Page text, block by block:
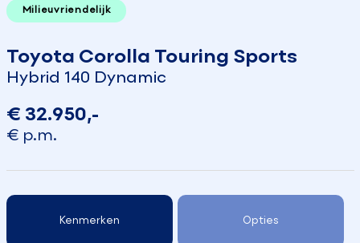
Milieuvriendelijk
Toyota Corolla Touring Sports
Hybrid 140 Dynamic
€ 32.950,-
€ p.m.
Kenmerken Opties